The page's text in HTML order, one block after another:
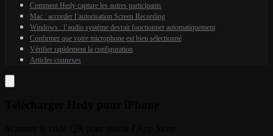
Comment Hedy capture les autres participants
Mac : accorder l’autorisation Screen Recording
Windows : l’audio système devrait fonctionner automatiquement
Confirmer que votre microphone est bien sélectionné
Vérifier rapidement la configuration
Articles connexes